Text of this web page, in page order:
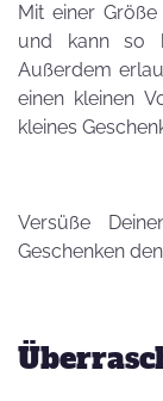
Mit einer
und kann so
Außerdem
einen kleinen
kleines
Versüße
Geschenken